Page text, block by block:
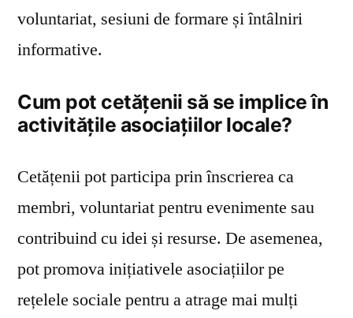
voluntariat, sesiuni de formare și întâlniri
informative.
Cum pot cetățenii să se implice în
activitățile asociațiilor locale?
Cetățenii pot participa prin înscrierea ca
membri, voluntariat pentru evenimente sau
contribuind cu idei și resurse. De asemenea,
pot promova inițiativele asociațiilor pe
rețelele sociale pentru a atrage mai mulți